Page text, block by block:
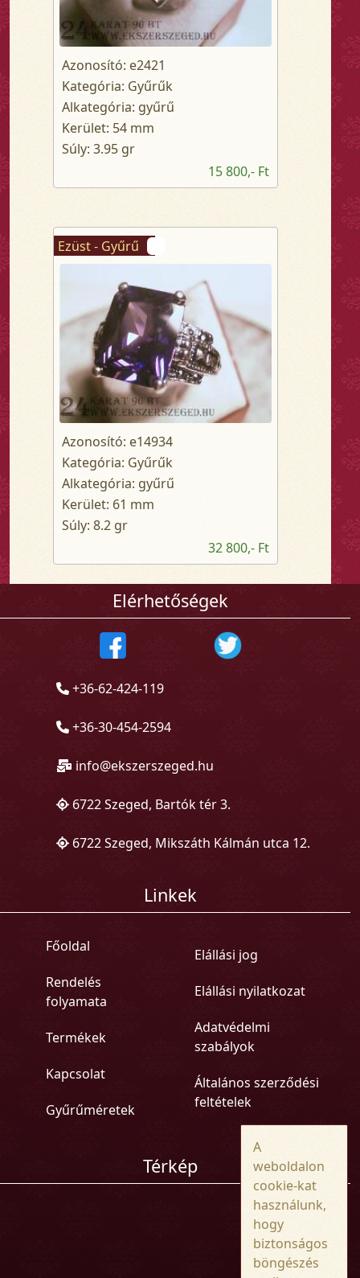
Azonosító: e2421
Kategória: Gyűrűk
Alkategória: gyűrű
Kerület: 54 mm
Súly: 3.95 gr
15 800,- Ft
Ezüst - Gyűrű
Azonosító: e14934
Kategória: Gyűrűk
Alkategória: gyűrű
Kerület: 61 mm
Súly: 8.2 gr
32 800,- Ft
Elérhetőségek
+36-62-424-119
+36-30-454-2594
info@ekszerszeged.hu
6722 Szeged, Bartók tér 3.
6722 Szeged, Mikszáth Kálmán utca 12.
Linkek
Főoldal
Rendelés
folyamata
Termékek
Kapcsolat
Gyűrűméretek
Elállási jog
Elállási nyilatkozat
Adatvédelmi
szabályok
Általános szerződési
feltételek
Térkép
A
weboldalon
cookie-kat
használunk,
hogy
biztonságos
böngészés